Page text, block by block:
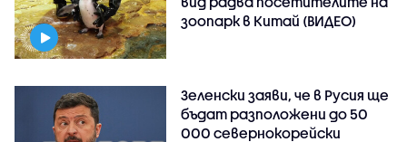
зоопарк в Китай (ВИДЕО)
Зеленски заяви, че в Русия ще
бъдат разположени до 50
000 севернокорейски